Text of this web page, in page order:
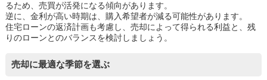
るため、売買が活発になる傾向があります。
逆に、金利が高い時期は、購入希望者が減る可能性があります。
住宅ローンの返済計画も考慮し、売却によって得られる利益と、残
りのローンとのバランスを検討しましょう。
売却に最適な季節を選ぶ